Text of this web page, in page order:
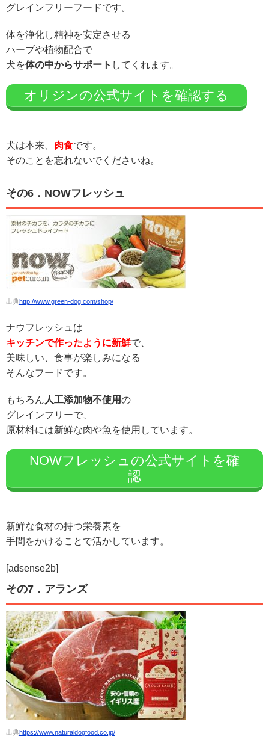
グレインフリーフードです。
体を浄化し精神を安定させる
ハーブや植物配合で
犬を体の中からサポート してくれます。
オリジンの公式サイトを確認する
犬は本来、 肉食です。
そのことを忘れないでくださいね。
その6．NOWフレッシュ
出典http://www.green-dog.com/shop/
ナウフレッシュは
キッチンで作ったように新鮮で、
美味しい、食事が楽しみになる
そんなフードです。
もちろん 人工添加物不使用の
グレインフリーで、
原材料には新鮮な肉や魚を使用しています。
NOWフレッシュの公式サイトを確
認
新鮮な食材の持つ栄養素を
手間をかけることで活かしています。
[adsense2b]
その7．アランズ
出典https://www.naturaldogfood.co.jp/